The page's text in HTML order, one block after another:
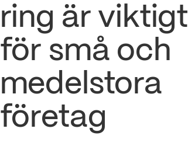
ring är viktigt
för små och
medelstora
företag